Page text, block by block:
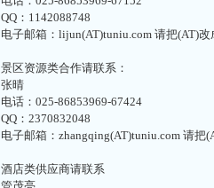
QQ：1142088748
电子邮箱：lijun(AT)tuniu.com 请把(AT)改
景区资源类合作请联系：
张晴
电话：025-86853969-67424
QQ：2370832048
电子邮箱：zhangqing(AT)tuniu.com 请把
酒店类供应商请联系